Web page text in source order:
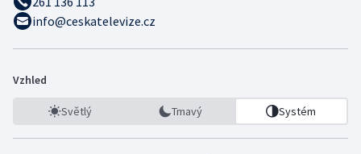
info@ceskatelevize.cz
Vzhled
Světlý Tmavý Systém